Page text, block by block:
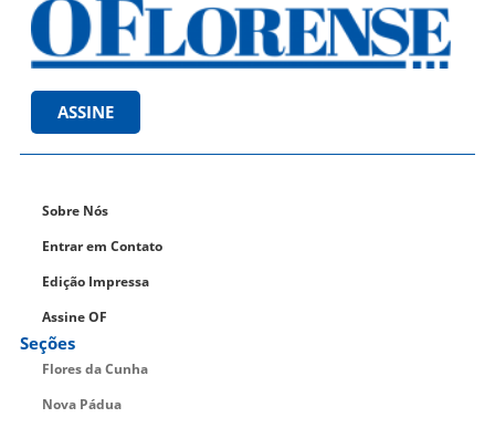
ASSINE
Sobre Nós
Entrar em Contato
Edição Impressa
Assine OF
Seções
Flores da Cunha
Nova Pádua